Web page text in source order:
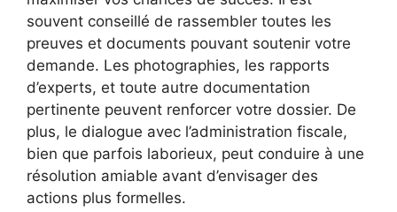
souvent conseillé de rassembler toutes les
preuves et documents pouvant soutenir votre
demande. Les photographies, les rapports
d’experts, et toute autre documentation
pertinente peuvent renforcer votre dossier. De
plus, le dialogue avec l’administration fiscale,
bien que parfois laborieux, peut conduire à une
résolution amiable avant d’envisager des
actions plus formelles.